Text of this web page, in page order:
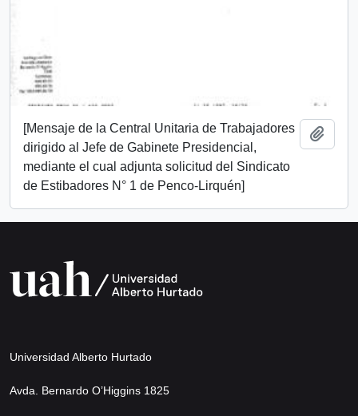
[Mensaje de la Central Unitaria de Trabajadores
dirigido al Jefe de Gabinete Presidencial,
mediante el cual adjunta solicitud del Sindicato
de Estibadores N° 1 de Penco-Lirquén]
Universidad Alberto Hurtado
Avda. Bernardo O’Higgins 1825